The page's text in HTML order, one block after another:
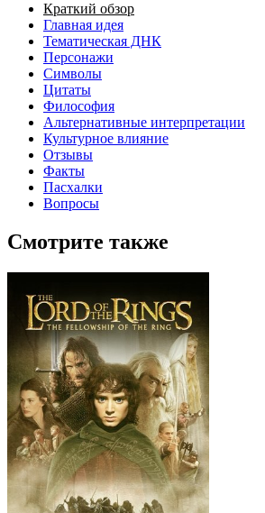
Краткий обзор
Главная идея
Тематическая ДНК
Персонажи
Символы
Цитаты
Философия
Альтернативные интерпретации
Культурное влияние
Отзывы
Факты
Пасхалки
Вопросы
Смотрите также